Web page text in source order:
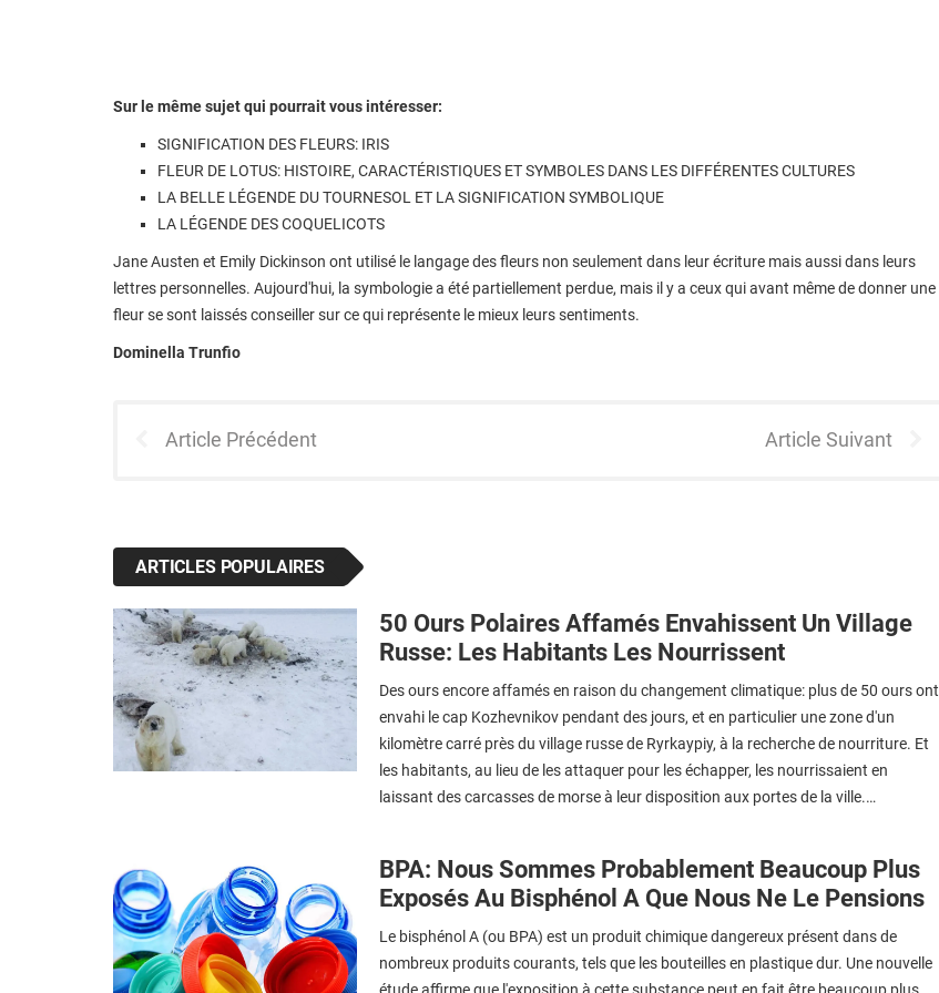
Sur le même sujet qui pourrait vous intéresser:
SIGNIFICATION DES FLEURS: IRIS
FLEUR DE LOTUS: HISTOIRE, CARACTÉRISTIQUES ET SYMBOLES DANS LES DIFFÉRENTES CULTURES
LA BELLE LÉGENDE DU TOURNESOL ET LA SIGNIFICATION SYMBOLIQUE
LA LÉGENDE DES COQUELICOTS
Jane Austen et Emily Dickinson ont utilisé le langage des fleurs non seulement dans leur écriture mais aussi dans leurs
lettres personnelles. Aujourd'hui, la symbologie a été partiellement perdue, mais il y a ceux qui avant même de donner une
fleur se sont laissés conseiller sur ce qui représente le mieux leurs sentiments.
Dominella Trunfio
Article Précédent Article Suivant
ARTICLES POPULAIRES
50 Ours Polaires Affamés Envahissent Un Village
Russe: Les Habitants Les Nourrissent
Des ours encore affamés en raison du changement climatique: plus de 50 ours ont
envahi le cap Kozhevnikov pendant des jours, et en particulier une zone d'un
kilomètre carré près du village russe de Ryrkaypiy, à la recherche de nourriture. Et
les habitants, au lieu de les attaquer pour les échapper, les nourrissaient en
laissant des carcasses de morse à leur disposition aux portes de la ville.…
BPA: Nous Sommes Probablement Beaucoup Plus
Exposés Au Bisphénol A Que Nous Ne Le Pensions
Le bisphénol A (ou BPA) est un produit chimique dangereux présent dans de
nombreux produits courants, tels que les bouteilles en plastique dur. Une nouvelle